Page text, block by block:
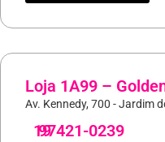
Loja 1A99 –
Av. Kennedy, 700 - Jardim
19
97421-0239